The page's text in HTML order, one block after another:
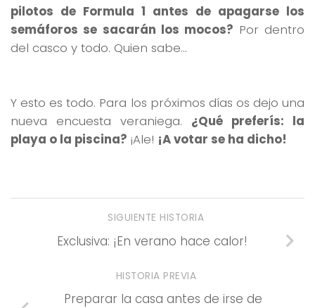
pilotos de Formula 1 antes de apagarse los
semáforos se sacarán los mocos? Por dentro
del casco y todo. Quien sabe…
Y esto es todo. Para los próximos días os dejo una
nueva encuesta veraniega. ¿Qué preferís: la
playa o la piscina? ¡Ale! ¡A votar se ha dicho!
SIGUIENTE HISTORIA
Exclusiva: ¡En verano hace calor!
HISTORIA PREVIA
Preparar la casa antes de irse de